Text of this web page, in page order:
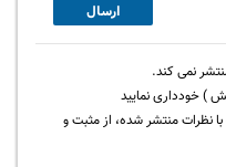
ارسال
نمی کند.
) خودداری نمایید
نظرات منتشر شده، از مثبت و